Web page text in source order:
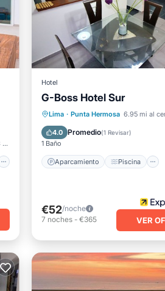
Hotel
G-Boss Hotel Sur
Lima · Punta Hermosa 6.95 mi al
4.0 Promedio(1 Revisar)
1 Baño
Aparcamiento Piscina
Aparcamiento
Piscina
Balcón/Terraza
€52/noche
7 noches- €365 VER